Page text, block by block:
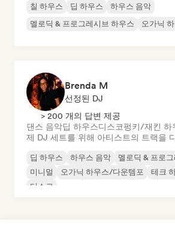
칠 하우스 딥 하우스
하우스 음악
멜로딕 & 프로그레시브 하우스
오가닉
Brenda M
선정된 DJ
> 200 개의 답변 제공
댄스 음악딥 하우스디스코펑키/재킨 하
제 DJ 세트를 위해 아티스트의 트랙을
딥 하우스 하우스 음악
멜로딕 & 프로
미니멀
오가닉 하우스/다운템포 테크
디스코